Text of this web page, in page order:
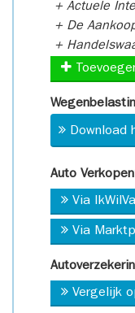
+ Actuele
+ De
+
Download
Auto
Via
Via
Vergelijk